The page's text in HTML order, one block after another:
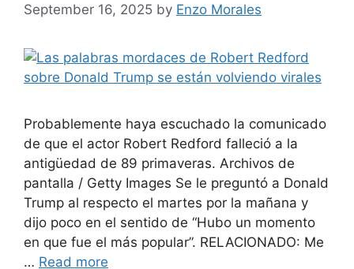
September 16, 2025 by Enzo Morales
Probablemente haya escuchado la comunicado
de que el actor Robert Redford falleció a la
antigüedad de 89 primaveras. Archivos de
pantalla / Getty Images Se le preguntó a Donald
Trump al respecto el martes por la mañana y
dijo poco en el sentido de “Hubo un momento
en que fue el más popular”. RELACIONADO: Me
… Read more